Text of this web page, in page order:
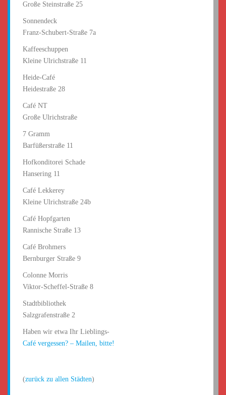
Große Steinstraße 25
Sonnendeck
Franz-Schubert-Straße 7a
Kaffeeschuppen
Kleine Ulrichstraße 11
Heide-Café
Heidestraße 28
Café NT
Große Ulrichstraße
7 Gramm
Barfüßerstraße 11
Hofkonditorei Schade
Hansering 11
Café Lekkerey
Kleine Ulrichstraße 24b
Café Hopfgarten
Rannische Straße 13
Café Brohmers
Bernburger Straße 9
Colonne Morris
Viktor-Scheffel-Straße 8
Stadtbibliothek
Salzgrafenstraße 2
Haben wir etwa Ihr Lieblings-
Café vergessen? – Mailen, bitte!
(zurück zu allen Städten)